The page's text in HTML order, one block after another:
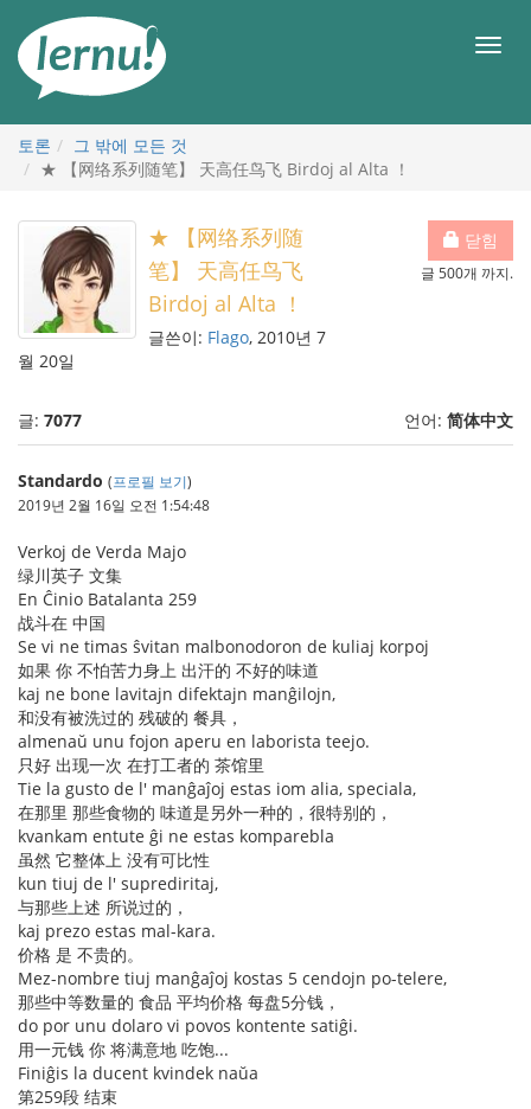
메
토론
그 밖에 모든 것
★ 【网络系列随笔】 天高任鸟飞 Birdoj al Alta ！
닫힘
글 500개 까지.
★ 【网络系列随
笔】 天高任鸟飞
Birdoj al Alta ！
글쓴이: Flago, 2010년 7
월 20일
글: 7077 언어: 简体中文
Standardo (프로필 보기)
2019년 2월 16일 오전 1:54:48
Verkoj de Verda Majo
绿川英子 文集
En Ĉinio Batalanta 259
战斗在 中国
Se vi ne timas ŝvitan malbonodoron de kuliaj korpoj
如果 你 不怕苦力身上 出汗的 不好的味道
kaj ne bone lavitajn difektajn manĝilojn,
和没有被洗过的 残破的 餐具，
almenaŭ unu fojon aperu en laborista teejo.
只好 出现一次 在打工者的 茶馆里
Tie la gusto de l' manĝaĵoj estas iom alia, speciala,
在那里 那些食物的 味道是另外一种的，很特别的，
kvankam entute ĝi ne estas komparebla
虽然 它整体上 没有可比性
kun tiuj de l' suprediritaj,
与那些上述 所说过的，
kaj prezo estas mal-kara.
价格 是 不贵的。
Mez-nombre tiuj manĝaĵoj kostas 5 cendojn po-telere,
那些中等数量的 食品 平均价格 每盘5分钱，
do por unu dolaro vi povos kontente satiĝi.
用一元钱 你 将满意地 吃饱...
Finiĝis la ducent kvindek naŭa
第259段 结束